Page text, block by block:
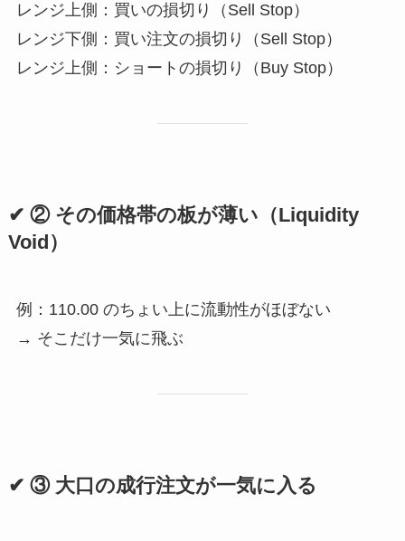
レンジ上側：買いの損切り（Sell Stop）
レンジ下側：買い注文の損切り（Sell Stop）
レンジ上側：ショートの損切り（Buy Stop）
✔ ② その価格帯の板が薄い（Liquidity
Void）
例：110.00 のちょい上に流動性がほぼない
→ そこだけ一気に飛ぶ
✔ ③ 大口の成行注文が一気に入る